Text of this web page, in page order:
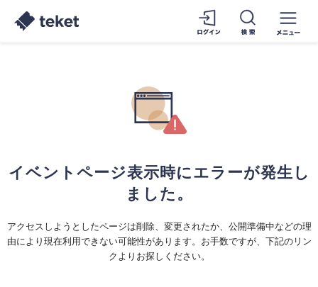
イベントページ表示時にエラーが発生し
ました。
アクセスしようとしたページは削除、変更されたか、公開準備中などの理
由により現在利用できない可能性があります。お手数ですが、下記のリン
クよりお探しください。